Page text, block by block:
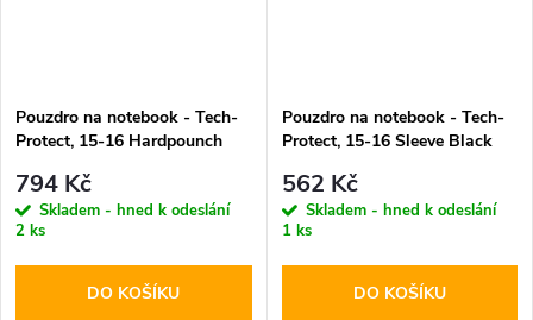
Pouzdro na notebook - Tech-
Protect, 15-16 Hardpounch
794 Kč
Skladem - hned k odeslání
2 ks
DO KOŠÍKU
Pouzdro na notebook - Tech-
Protect, 15-16 Sleeve Black
562 Kč
Skladem - hned k odeslání
1 ks
DO KOŠÍKU